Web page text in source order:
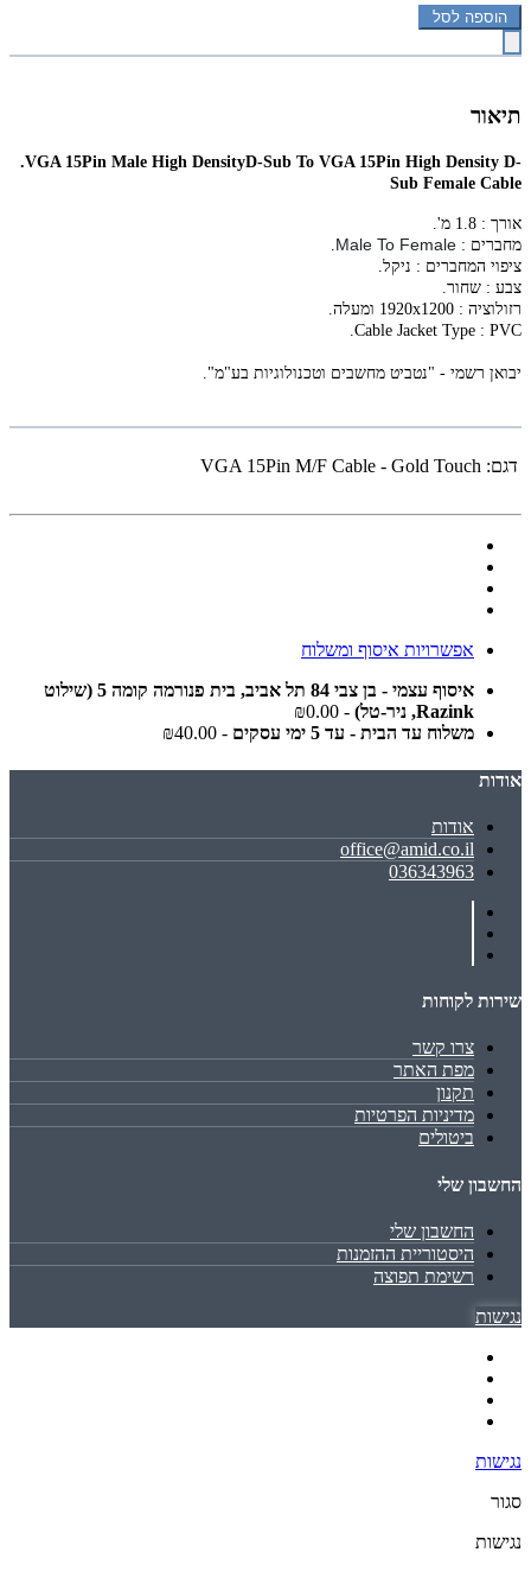
הוספה לסל
תיאור
.VGA 15Pin Male High DensityD-Sub To VGA 15Pin High Density D-
Sub Female Cable
אורך : 1.8 מ'.
מחברים : Male To Female
.
ציפוי המחברים : ניקל.
צבע : שחור.
רזולוציה : 1920x1200 ומעלה.
Cable Jacket Type : PVC
.
יבואן רשמי - "נטביט מחשבים וטכנולוגיות בע"מ".
דגם: VGA 15Pin M/F Cable - Gold Touch
אפשרויות איסוף ומשלוח
איסוף עצמי - בן צבי 84 תל אביב, בית פנורמה קומה 5 (שילוט
Razink, ניר-טל)
- ₪0.00
משלוח עד הבית - עד 5 ימי עסקים
- ₪40.00
אודות
אודות
office@amid.co.il
036343963
שירות לקוחות
צרו קשר
מפת האתר
תקנון
מדיניות הפרטיות
ביטולים
החשבון שלי
החשבון שלי
היסטוריית ההזמנות
רשימת תפוצה
נגישות
נגישות
סגור
נגישות